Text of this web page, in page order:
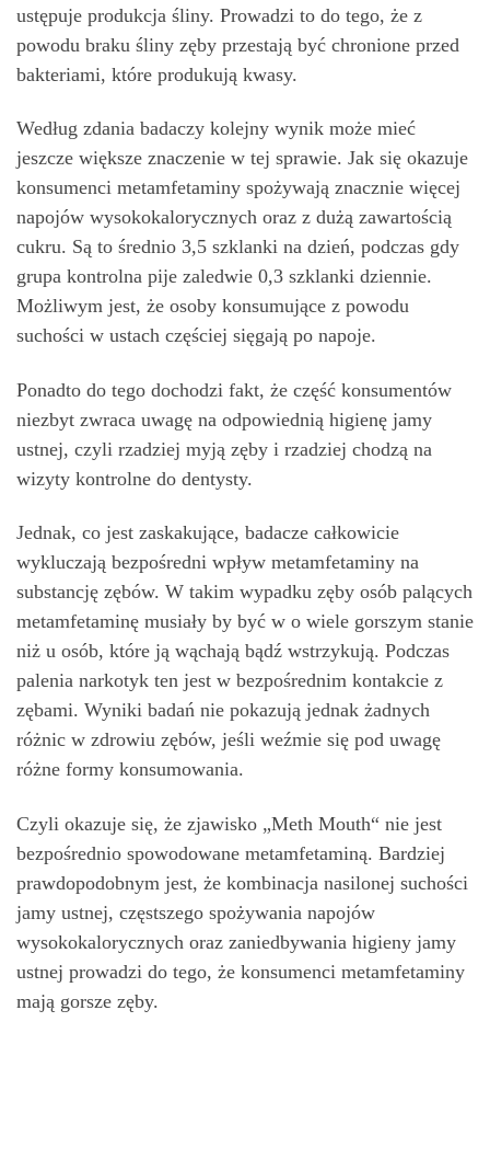
ustępuje produkcja śliny. Prowadzi to do tego, że z
powodu braku śliny zęby przestają być chronione przed
bakteriami, które produkują kwasy.
Według zdania badaczy kolejny wynik może mieć
jeszcze większe znaczenie w tej sprawie. Jak się okazuje
konsumenci metamfetaminy spożywają znacznie więcej
napojów wysokokalorycznych oraz z dużą zawartością
cukru. Są to średnio 3,5 szklanki na dzień, podczas gdy
grupa kontrolna pije zaledwie 0,3 szklanki dziennie.
Możliwym jest, że osoby konsumujące z powodu
suchości w ustach częściej sięgają po napoje.
Ponadto do tego dochodzi fakt, że część konsumentów
niezbyt zwraca uwagę na odpowiednią higienę jamy
ustnej, czyli rzadziej myją zęby i rzadziej chodzą na
wizyty kontrolne do dentysty.
Jednak, co jest zaskakujące, badacze całkowicie
wykluczają bezpośredni wpływ metamfetaminy na
substancję zębów. W takim wypadku zęby osób palących
metamfetaminę musiały by być w o wiele gorszym stanie
niż u osób, które ją wąchają bądź wstrzykują. Podczas
palenia narkotyk ten jest w bezpośrednim kontakcie z
zębami. Wyniki badań nie pokazują jednak żadnych
różnic w zdrowiu zębów, jeśli weźmie się pod uwagę
różne formy konsumowania.
Czyli okazuje się, że zjawisko „Meth Mouth“ nie jest
bezpośrednio spowodowane metamfetaminą. Bardziej
prawdopodobnym jest, że kombinacja nasilonej suchości
jamy ustnej, częstszego spożywania napojów
wysokokalorycznych oraz zaniedbywania higieny jamy
ustnej prowadzi do tego, że konsumenci metamfetaminy
mają gorsze zęby.